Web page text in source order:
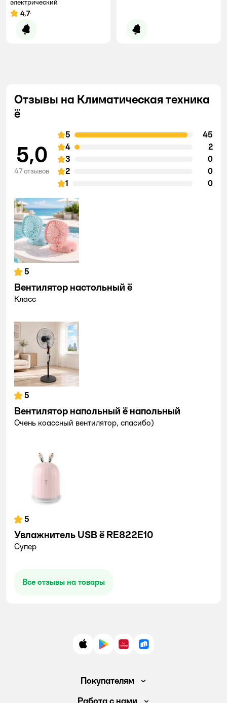
электрический
Рейтинг:
4,7
Уведомить о появлении Уведомить о появлении
Отзывы на Климатическая техника
ё
5,0
47 отзывов
5
45
4
2
3
0
2
0
1
0
5
Вентилятор настольный ё
Класс
5
Вентилятор напольный ё напольный
Очень коассный вентилятор, спасибо)
5
Увлажнитель USB ё RE822E10
Супер
Все отзывы на товары
App StoreGoogle Play
AppGallery
RuStore
Покупателям
Доставка и оплата
Работа с нами